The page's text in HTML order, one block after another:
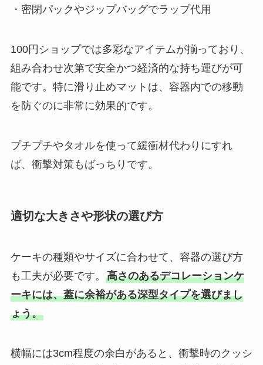
・密閉パックやジップバッグでラップ代用
100円ショップでは多彩なアイテムが揃っており、
組み合わせ次第で安全かつ経済的な持ち運びが可
能です。特に滑り止めマットは、容器内での移動
を防ぐのに非常に効果的です。
プチプチやタオルを使って緩衝材代わりにすれ
ば、衝撃対策もばっちりです。
適切な大きさや形状の選び方
ケーキの種類やサイズに合わせて、容器の選び方
も工夫が必要です。 高さのあるデコレーションケ
ーキには、蓋に余裕がある深型タイプを選びまし
ょう。
横幅には3cm程度の余白があると、衝撃時のクッシ